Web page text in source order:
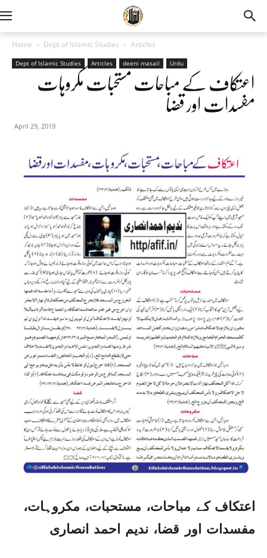
Home Dept of Islamic Studies Articles
Dept of Islamic Studies Articles deeni masail Urdu
اعتکاف کے مباحات مستحبات مکروہات
مفسدات اور قضا
April 29, 2019
اعتکاف کے مباحات، مستحبات، مکروہات،
مفسدات اور قضا، ندیم احمد انصاری